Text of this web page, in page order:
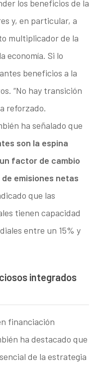
los beneficios de la
y, en particular, a
multiplicador de la
economía. Si lo
beneficios a la
“No hay transición
reforzado.
ha señalado que
son la espina
factor de cambio
emisiones netas
que las
tienen capacidad
entre un 15% y
integrados
financiación
ha destacado que
de la estrategia